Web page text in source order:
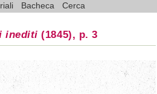
Bacheca Cerca
inediti (1845), p. 3